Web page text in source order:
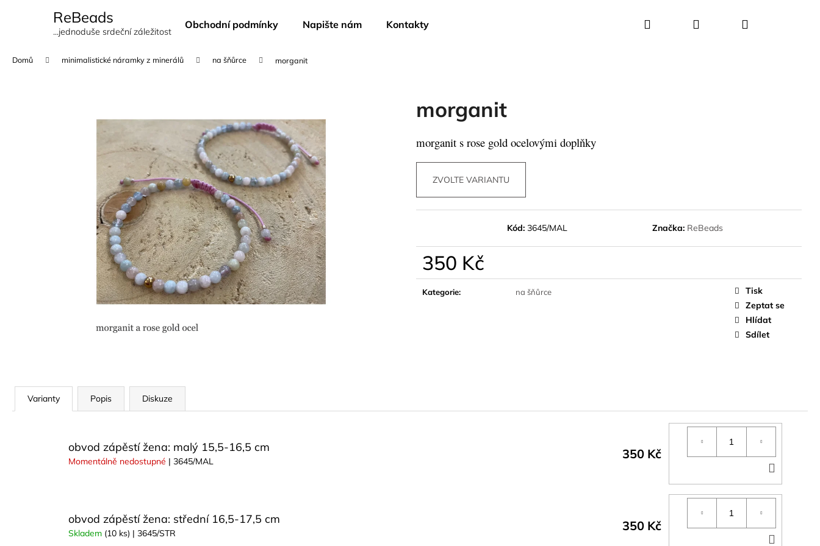
ReBeads
...jednoduše srdeční záležitost
Obchodní podmínky Napište nám Kontakty Hledat PřihlášeníNákupní
Domů minimalistické náramky z minerálů na šňůrce morganit
morganit
morganit s rose gold ocelovými doplňky
ZVOLTE VARIANTU
Kód: 3645/MAL Značka: ReBeads
350 Kč
Měrná
cena:
Kategorie: na šňůrce
Tisk
Zeptat se
Hlídat
Sdílet
Varianty Popis Diskuze
obvod zápěstí žena: malý 15,5-16,5 cm
Momentálně nedostupné | 3645/MAL 350 Kč
obvod zápěstí žena: střední 16,5-17,5 cm
Skladem (10 ks) | 3645/STR 350 Kč
Zpět
Zpět
Co potřebujete najít?
HLEDAT
Doporučujeme